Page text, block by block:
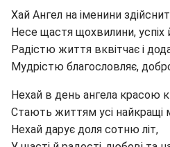
Хай Ангел на іменини
Несе щастя щохвилини, успіх
Радістю життя вквітчає і
Мудрістю благословляє,
Нехай в день ангела красою
Стають життям усі найкращі
Нехай дарує доля сотню літ,